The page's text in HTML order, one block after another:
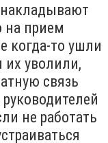
на прием
когда-то ушли
их уволили,
связь
не работать